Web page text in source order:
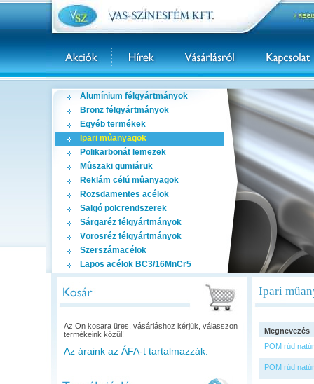
Alumínium félgyártmányok
Bronz félgyártmányok
Egyéb termékek
Ipari mûanyagok
Polikarbonát lemezek
Mûszaki gumiáruk
Reklám célú mûanyagok
Rozsdamentes acélok
Salgó polcrendszerek
Sárgaréz félgyártmányok
Vörösréz félgyártmányok
Szerszámacélok
Lapos acélok BC3/16MnCr5
Az Ön kosara üres, vásárláshoz kérjük, válasszon
termékeink közül!
Az áraink az ÁFA-t tartalmazzák.
Ipari
Megnevezés
POM rúd natúr
POM rúd natúr